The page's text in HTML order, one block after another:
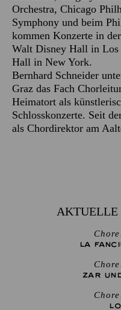
Orchestra, Chicago
Symphony und beim
kommen Konzerte in
Walt Disney Hall in Los
Hall in New York.
Bernhard Schneider
Graz das Fach
Heimatort als
Schlosskonzerte. Seit
als Chordirektor am
AKTUELLE
LA
ZAR